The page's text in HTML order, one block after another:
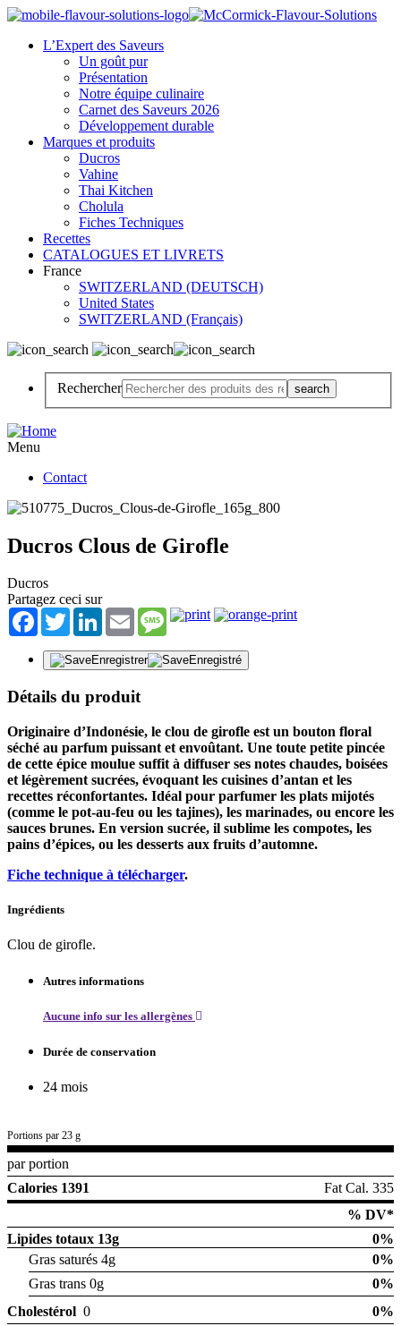
L’Expert des Saveurs
Un goût pur
Présentation
Notre équipe culinaire
Carnet des Saveurs 2026
Développement durable
Marques et produits
Ducros
Vahine
Thai Kitchen
Cholula
Fiches Techniques
Recettes
CATALOGUES ET LIVRETS
France
SWITZERLAND (DEUTSCH)
United States
SWITZERLAND (Français)
Rechercher
Menu
Contact
Ducros Clous de Girofle
Ducros
Partagez ceci sur
Facebook
TwitterLinkedInEmail Message
Enregistrer Enregistré
Détails du produit
Originaire d’Indonésie, le clou de girofle est un bouton floral
séché au parfum puissant et envoûtant. Une toute petite pincée
de cette épice moulue suffit à diffuser ses notes chaudes, boisées
et légèrement sucrées, évoquant les cuisines d’antan et les
recettes réconfortantes. Idéal pour parfumer les plats mijotés
(comme le pot-au-feu ou les tajines), les marinades, ou encore les
sauces brunes. En version sucrée, il sublime les compotes, les
pains d’épices, ou les desserts aux fruits d’automne.
Fiche technique à télécharger.
Ingrédients
Clou de girofle.
Autres informations
Aucune info sur les allergènes
Durée de conservation
24 mois
Portions par 23 g
par portion
Calories 1391
Fat Cal. 335
% DV*
Lipides totaux 13g
0%
Gras saturés 4g
0%
Gras trans 0g
0%
Cholestérol 0
0%